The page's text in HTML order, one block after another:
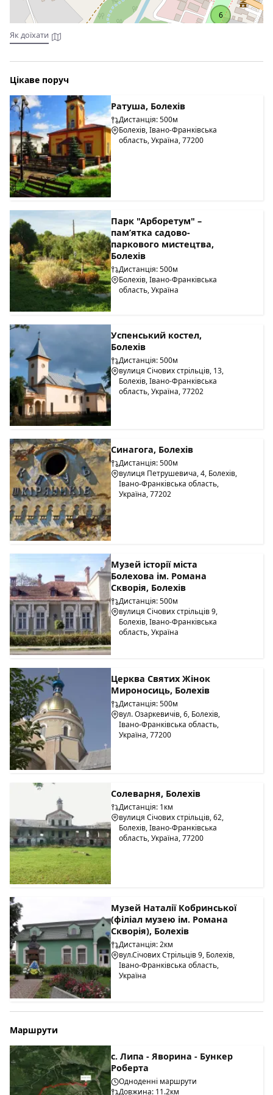
селі Лолин.
6
Як доїхати
Цікаве поруч
Ратуша, Болехів
Дистанція: 500м
Болехів, Івано-Франківська
область, Україна, 77200
Парк "Арборетум" –
пам’ятка садово-
паркового мистецтва,
Болехів
Дистанція: 500м
Болехів, Івано-Франківська
область, Україна
Успенський костел,
Болехів
Дистанція: 500м
вулиця Січових стрільців, 13,
Болехів, Івано-Франківська
область, Україна, 77202
Синагога, Болехів
Дистанція: 500м
вулиця Петрушевича, 4, Болехів,
Івано-Франківська область,
Україна, 77202
Музей історії міста
Болехова ім. Романа
Скворія, Болехів
Дистанція: 500м
вулиця Січових стрільців 9,
Болехів, Івано-Франківська
область, Україна
Церква Святих Жінок
Мироносиць, Болехів
Дистанція: 500м
вул. Озаркевичів, 6, Болехів,
Івано-Франківська область,
Україна, 77200
Солеварня, Болехів
Дистанція: 1км
вулиця Січових стрільців, 62,
Болехів, Івано-Франківська
область, Україна, 77200
Музей Наталії Кобринської
(філіал музею ім. Романа
Скворія), Болехів
Дистанція: 2км
вул.Січових Стрільців 9, Болехів,
Івано-Франківська область,
Україна
Маршрути
c. Липа - Яворина - Бункер
Роберта
Одноденні маршрути
Довжина: 11.2км